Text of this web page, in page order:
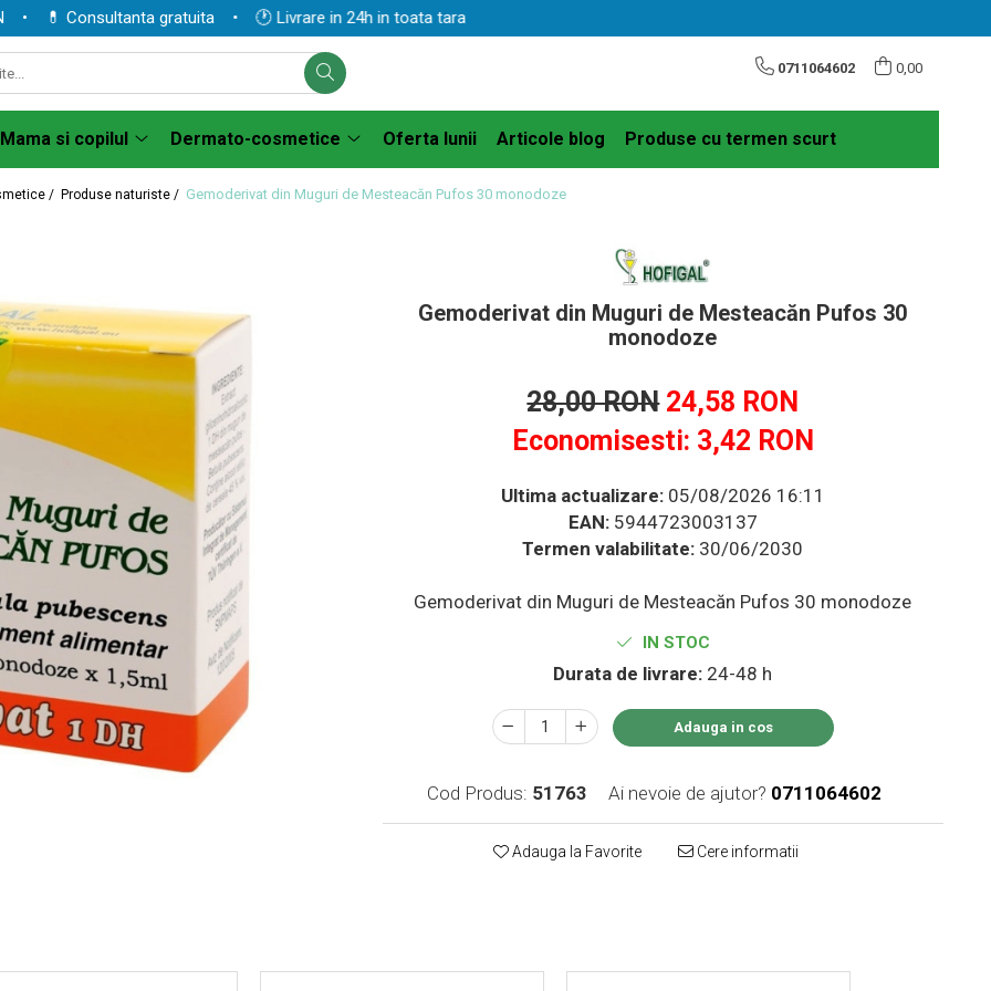
• 💊 Consultanta gratuita • 🕐 Livrare in 24h in toata tara
0711064602 0,00
Mama si copilul Dermato-cosmetice Oferta lunii Articole blog Produse cu termen scurt
/ Produse naturiste / Gemoderivat din Muguri de Mesteacăn Pufos 30 monodoze
Gemoderivat din Muguri de Mesteacăn Pufos 30
monodoze
28,00 RON 24,58 RON
Economisesti: 3,42 RON
Ultima actualizare:05/08/2026 16:11
EAN:5944723003137
Termen valabilitate: 30/06/2030
Gemoderivat din Muguri de Mesteacăn Pufos 30 monodoze
IN STOC
Durata de livrare: 24-48 h
Adauga in cos
Cod Produs: 51763 Ai nevoie de ajutor? 0711064602
Adauga la Favorite Cere informatii